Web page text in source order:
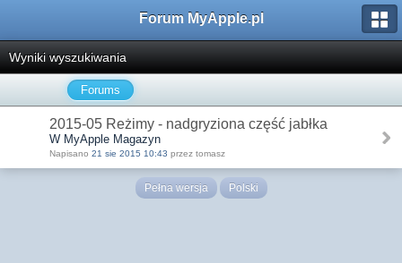
Forum MyApple.pl
Wyniki wyszukiwania
Forums
2015-05 Reżimy - nadgryziona część jabłka
W MyApple Magazyn
Napisano 21 sie 2015 10:43 przez tomasz
Pełna wersja Polski